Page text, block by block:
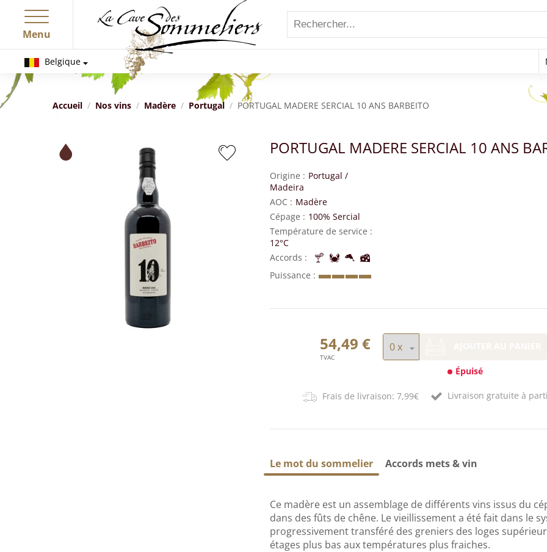
Menu
Belgique
Accueil Nos vins Madère Portugal PORTUGAL MADERE SERCIAL 10 ANS BARBEITO
PORTUGAL MADERE SERCIAL 10 ANS
Origine Portugal /
Madeira
AOC
Madère
Cépage
100% Sercial
Température de service
12°C
Accords
Puissance
54,49 €
TVAC
Épuisé
Frais de livraison: 7,99€ Livraison gratuite à
Le mot du sommelier Accords mets & vin
Ce madère est un assemblage de différents vins issus du
dans des fûts de chêne. Le vieillissement a été fait dans le
progressivement transféré des greniers des loges
étages plus bas aux températures plus fraiches.